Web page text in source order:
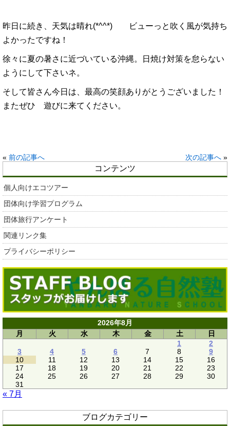
昨日に続き、天気は晴れ(*^^*) ビューっと吹く風が気持ち
よかったですね！
徐々に夏の暑さに近づいている沖縄。日焼け対策を怠らない
ようにして下さいネ。
そして皆さん今日は、最高の笑顔ありがとうございました！
またぜひ 遊びに来てください。
« 前の記事へ 次の記事へ »
コンテンツ
個人向けエコツアー
団体向け学習プログラム
団体旅行アンケート
関連リンク集
プライバシーポリシー
2026年8月
月
火 水 木 金 土
日
1
2
3
4 5 6 7 8
9
10
11 12 13 14 15
16
17
18 19 20 21 22
23
24
25 26 27 28 29
30
31
« 7月
ブログカテゴリー